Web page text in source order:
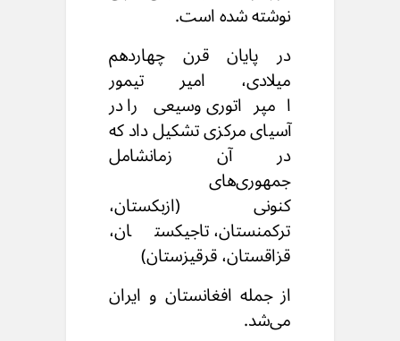
نوشته شده است.
در پایان قرن چهاردهم
میلادی، امیر تیمور
امپراتوری وسیعی را در
آسیای مرکزیتشکیل داد که
در آن زمانشامل
جمهوری‌های
کنونی (ازبکستان،
ترکمنستان، تاجیکستان،
قزاقستان، قرقیزستان)
از جمله افغانستان و ایران
می‌شد.